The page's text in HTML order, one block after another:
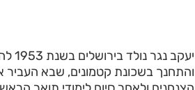
והתחנך בשכונת קטמונים, שבא